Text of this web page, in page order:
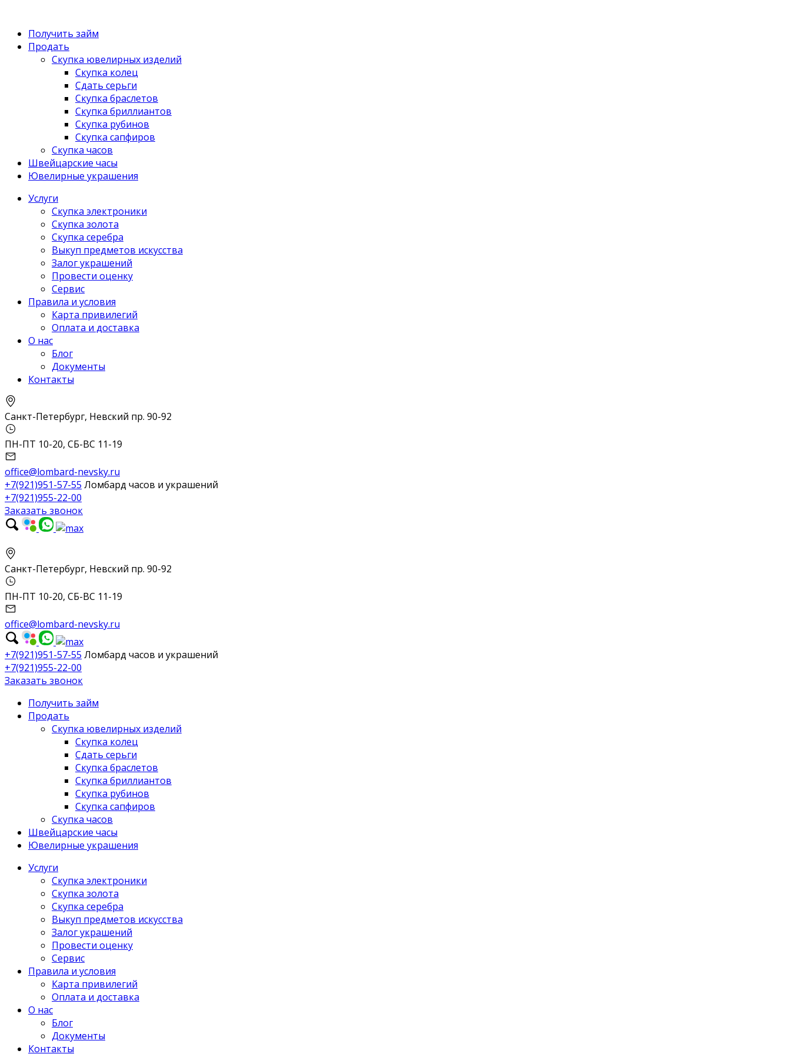
Получить займ
Продать
Скупка ювелирных изделий
Скупка колец
Сдать серьги
Скупка браслетов
Скупка бриллиантов
Скупка рубинов
Скупка сапфиров
Скупка часов
Швейцарские часы
Ювелирные украшения
Услуги
Скупка электроники
Скупка золота
Скупка серебра
Выкуп предметов искусства
Залог украшений
Провести оценку
Сервис
Правила и условия
Карта привилегий
Оплата и доставка
О нас
Блог
Документы
Контакты
Санкт-Петербург, Невский пр. 90-92
ПН-ПТ 10-20, СБ-ВС 11-19
office@lombard-nevsky.ru
+7(921)951-57-55 Ломбард часов и украшений
+7(921)955-22-00
Заказать звонок
Санкт-Петербург, Невский пр. 90-92
ПН-ПТ 10-20, СБ-ВС 11-19
office@lombard-nevsky.ru
+7(921)951-57-55 Ломбард часов и украшений
+7(921)955-22-00
Заказать звонок
Получить займ
Продать
Скупка ювелирных изделий
Скупка колец
Сдать серьги
Скупка браслетов
Скупка бриллиантов
Скупка рубинов
Скупка сапфиров
Скупка часов
Швейцарские часы
Ювелирные украшения
Услуги
Скупка электроники
Скупка золота
Скупка серебра
Выкуп предметов искусства
Залог украшений
Провести оценку
Сервис
Правила и условия
Карта привилегий
Оплата и доставка
О нас
Блог
Документы
Контакты